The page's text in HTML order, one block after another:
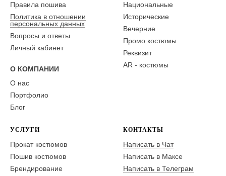
Правила пошива
Политика в отношении
персональных данных
Вопросы и ответы
Личный кабинет
О КОМПАНИИ
О нас
Портфолио
Блог
Национальные
Исторические
Вечерние
Промо костюмы
Реквизит
AR - костюмы
УСЛУГИ
Прокат костюмов
Пошив костюмов
Брендирование
КОНТАКТЫ
Написать в Чат
Написать в Максе
Написать в Телеграм